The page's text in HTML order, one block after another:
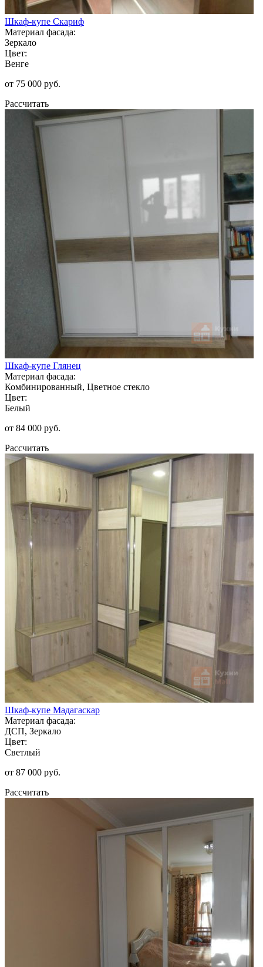
Шкаф-купе Скариф
Материал фасада:
Зеркало
Цвет:
Венге
от 75 000 руб.
Рассчитать
Шкаф-купе Глянец
Материал фасада:
Комбинированный, Цветное стекло
Цвет:
Белый
от 84 000 руб.
Рассчитать
Шкаф-купе Мадагаскар
Материал фасада:
ДСП, Зеркало
Цвет:
Светлый
от 87 000 руб.
Рассчитать